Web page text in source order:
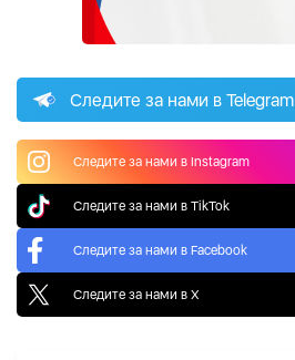
Следите за нами в Telegram
Следите за нами в Instagram
Следите за нами в TikTok
Следите за нами в Facebook
Следите за нами в X